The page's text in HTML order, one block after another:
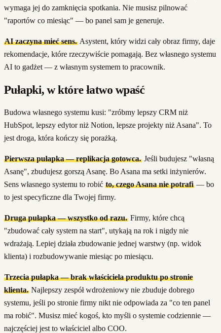
wymaga jej do zamknięcia spotkania. Nie musisz pilnować
"raportów co miesiąc" — bo panel sam je generuje.
AI zaczyna mieć sens.Asystent, który widzi cały obraz firmy, daje
rekomendacje, które rzeczywiście pomagają. Bez własnego systemu
AI to gadżet — z własnym systemem to pracownik.
Pułapki, w które łatwo wpaść
Budowa własnego systemu kusi: "zróbmy lepszy CRM niż
HubSpot, lepszy edytor niż Notion, lepsze projekty niż Asana". To
jest droga, która kończy się porażką.
Pierwsza pułapka — replikacja gotowca.Jeśli budujesz "własną
Asanę", zbudujesz gorszą Asanę. Bo Asana ma setki inżynierów.
Sens własnego systemu to robić to, czego Asana nie potrafi— bo
to jest specyficzne dla Twojej firmy.
Druga pułapka — wszystko od razu.Firmy, które chcą
"zbudować cały system na start", utykają na rok i nigdy nie
wdrażają. Lepiej działa zbudowanie jednej warstwy (np. widok
klienta) i rozbudowywanie miesiąc po miesiącu.
Trzecia pułapka — brak właściciela produktu po stronie
klienta. Najlepszy zespół wdrożeniowy nie zbuduje dobrego
systemu, jeśli po stronie firmy nikt nie odpowiada za "co ten panel
ma robić". Musisz mieć kogoś, kto myśli o systemie codziennie —
najczęściej jest to właściciel albo COO.